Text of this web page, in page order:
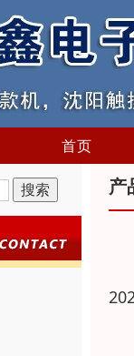
首页
产